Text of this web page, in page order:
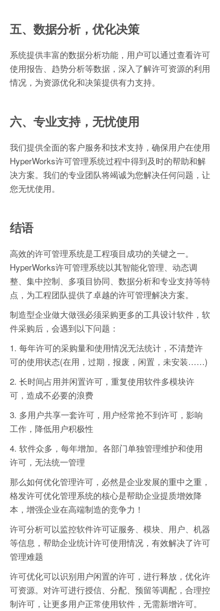
五、数据分析，优化决策
系统提供丰富的数据分析功能，用户可以通过查看许可
使用报告、趋势分析等数据，深入了解许可资源的利用
情况，为资源优化和决策提供有力支持。
六、专业支持，无忧使用
我们提供全面的客户服务和技术支持，确保用户在使用
HyperWorks许可管理系统过程中得到及时的帮助和解
决方案。我们的专业团队将竭诚为您解决任何问题，让
您无忧使用。
结语
高效的许可管理系统是工程项目成功的关键之一。
HyperWorks许可管理系统以其智能化管理、动态调
整、集中控制、多项目协同、数据分析和专业支持等特
点，为工程团队提供了卓越的许可管理解决方案。
制造型企业做大做强必须采购更多的工具设计软件，软
件采购后，会遇到以下问题：
1. 每年许可的采购量和使用情况无法统计，不清楚许
可的使用状态(在用，过期，报废，闲置，未安装……)
2. 长时间占用并闲置许可，重复使用软件多模块许
可，造成不必要的浪费
3. 多用户共享一套许可，用户经常抢不到许可，影响
工作，降低用户积极性
4. 软件众多，每年增加。各部门单独管理维护和使用
许可，无法统一管理
那么如何优化管理许可，必然是企业发展的重中之重，
格发许可优化管理系统的核心是帮助企业提质增效降
本，增强企业在高端制造的竞争力！
许可分析可以监控软件许可证服务、模块、用户、机器
等信息，帮助企业统计许可使用情况，有效解决了许可
管理难题
许可优化可以识别用户闲置的许可，进行释放，优化许
可资源。对许可进行授信、分配、预留等调配，合理控
制许可，让更多用户正常使用软件，无需新增许可。